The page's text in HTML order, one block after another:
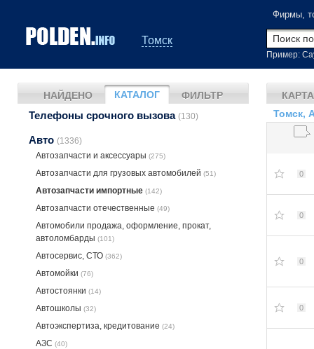
Томск
Фирмы,
Пример:
НАЙДЕНО КАТАЛОГ ФИЛЬТР
Телефоны срочного вызова (130)
Авто (1336)
Автозапчасти и аксессуары (275)
Автозапчасти для грузовых автомобилей (51)
Автозапчасти импортные (142)
Автозапчасти отечественные (49)
Автомобили продажа, оформление, прокат,
автоломбарды (101)
Автосервис, СТО (362)
Автомойки (76)
Автостоянки (14)
Автошколы (32)
Автоэкспертиза, крeдитование (24)
АЗС (40)
КАРТА
Томск,
0
0
0
0